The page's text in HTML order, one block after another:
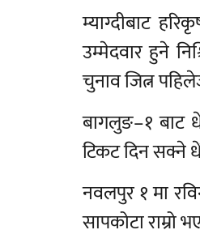
म्याग्दीबाट
उम्मेदवार हुने
चुनाव जित्न
बागलुङ–१ बाट
टिकट दिन सक्ने
नवलपुर १ मा
सापकोटा राम्रो